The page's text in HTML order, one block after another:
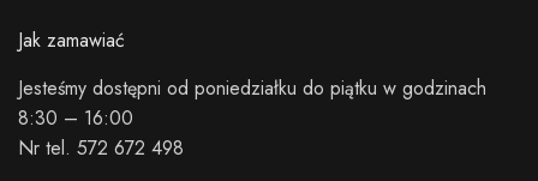
Jak zamawiać
Jesteśmy dostępni od poniedziałku do piątku w godzinach
8:30 – 16:00
Nr tel. 572 672 498